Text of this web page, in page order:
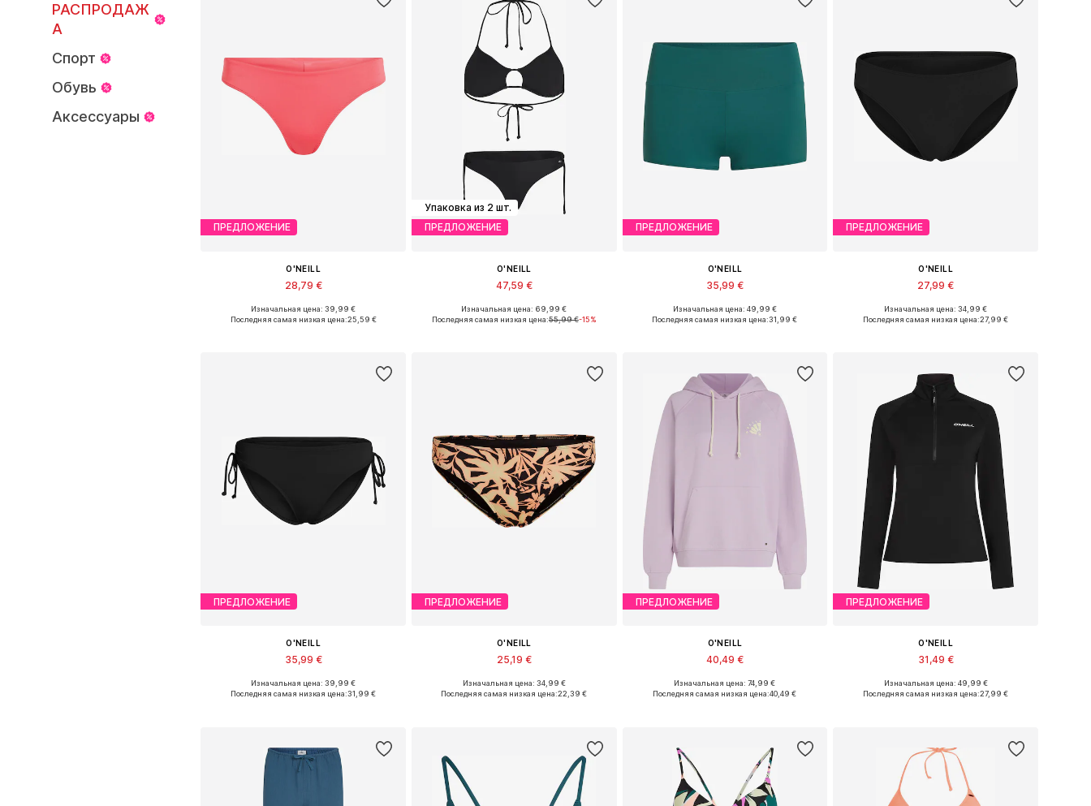
РАСПРОДАЖ
А
Спорт
Обувь
Аксессуары
ПРЕДЛОЖЕНИЕ
O'NEILL
28,79 €
+2
Доступные размеры: XS, S, M, L, XL, XXL
Изначальная цена: 39,99 €
Последняя самая низкая цена:25,59 €
Упаковка из 2 шт.
ПРЕДЛОЖЕНИЕ
O'NEILL
47,59 €
Доступные размеры: XS, S, M, L, XL
Изначальная цена: 69,99 €
Последняя самая низкая цена:55,99 €-15%
ПРЕДЛОЖЕНИЕ
O'NEILL
35,99 €
Доступные размеры: XS, S, M, L, XL, XXL
Изначальная цена: 49,99 €
Последняя самая низкая цена:31,99 €
ПРЕДЛОЖЕНИЕ
O'NEILL
27,99 €
Доступные размеры: XS, S, M, L, XL, XXL
Изначальная цена: 34,99 €
Последняя самая низкая цена:27,99 €
ПРЕДЛОЖЕНИЕ
O'NEILL
35,99 €
Доступные размеры: S, M, L, XL
Изначальная цена: 39,99 €
Последняя самая низкая цена:31,99 €
ПРЕДЛОЖЕНИЕ
O'NEILL
25,19 €
Доступные размеры: XS, S, M, L, XL, XXL
Изначальная цена: 34,99 €
Последняя самая низкая цена:22,39 €
ПРЕДЛОЖЕНИЕ
O'NEILL
40,49 €
Доступные размеры: XS, S, M, L, XL
Изначальная цена: 74,99 €
Последняя самая низкая цена:40,49 €
ПРЕДЛОЖЕНИЕ
O'NEILL
31,49 €
Доступные размеры: XS, S, M, L
Изначальная цена: 49,99 €
Последняя самая низкая цена:27,99 €